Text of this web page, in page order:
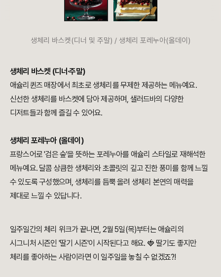
생체리 바스켓(디너 및 주말) / 생체리 포레누아(올데이)
생체리 바스켓 (디너·주말)
애슐리퀸즈 매장에서 최초로 생체리를 무제한 제공하는 메뉴예요.
신선한 생체리를 바스켓에 담아 제공하며, 샐러드바의 다양한
디저트들과 함께 즐길 수 있어요.
생체리 포레누아 (올데이)
프랑스어로 '검은 숲'을 뜻하는 포레누아를 애슐리 스타일로 재해석한
메뉴예요. 달콤 상큼한 생체리와 초콜릿의 깊고 진한 풍미를 함께 느낄
수 있도록 구성했으며, 생체리를 듬뿍 올려 생체리 본연의 매력을
제대로 느낄 수 있답니다.
일주일간의 체리 위크가 끝나면, 2월 5일(목)부터는 애슐리의
시그니처 시즌인 '딸기 시즌'이 시작된다고 해요. 🍓 딸기도 좋지만
체리를 좋아하는 사람이라면 이 일주일을 놓칠 수 없겠죠?!